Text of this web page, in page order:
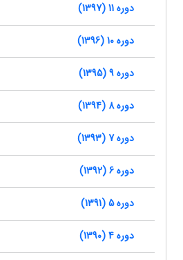
دوره 11 (1397)
دوره 10 (1396)
دوره 9 (1395)
دوره 8 (1394)
دوره 7 (1393)
دوره 6 (1392)
دوره 5 (1391)
دوره 4 (1390)